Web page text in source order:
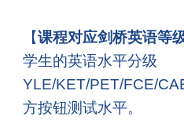
【课程对应剑桥英语等
学生的英语水平分级
YLE/KET/PET/FCE/
方按钮测试水平。